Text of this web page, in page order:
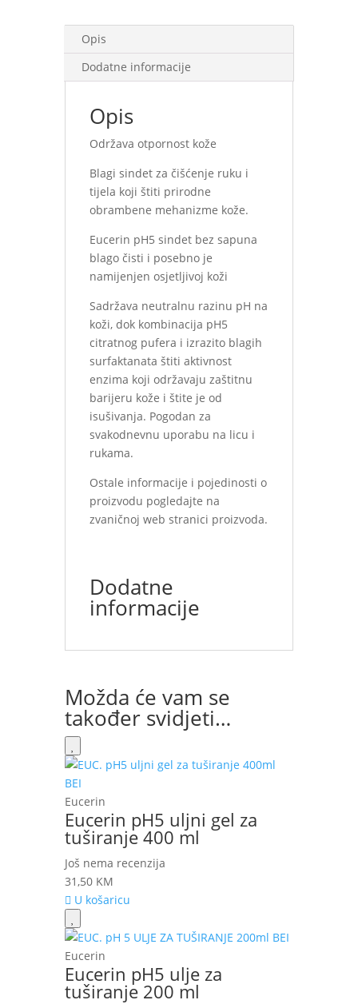
Opis
Dodatne informacije
Opis
Održava otpornost kože
Blagi sindet za čišćenje ruku i
tijela koji štiti prirodne
obrambene mehanizme kože.
Eucerin pH5 sindet bez sapuna
blago čisti i posebno je
namijenjen osjetljivoj koži
Sadržava neutralnu razinu pH na
koži, dok kombinacija pH5
citratnog pufera i izrazito blagih
surfaktanata štiti aktivnost
enzima koji održavaju zaštitnu
barijeru kože i štite je od
isušivanja. Pogodan za
svakodnevnu uporabu na licu i
rukama.
Ostale informacije i pojedinosti o
proizvodu pogledajte na
zvaničnoj web stranici proizvoda.
Dodatne
informacije
Možda će vam se
također svidjeti…
Eucerin
Eucerin pH5 uljni gel za
tuširanje 400 ml
Još nema recenzija
31,50 KM
U košaricu
Eucerin
Eucerin pH5 ulje za
tuširanje 200 ml